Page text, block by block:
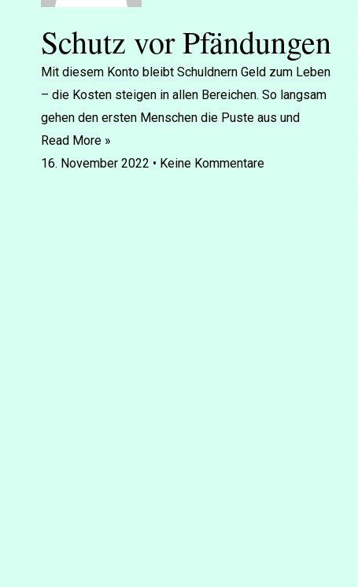
Schutz vor Pfändungen
Mit diesem Konto bleibt Schuldnern Geld zum Leben
– die Kosten steigen in allen Bereichen. So langsam
gehen den ersten Menschen die Puste aus und
Read More »
16. November 2022
Keine Kommentare